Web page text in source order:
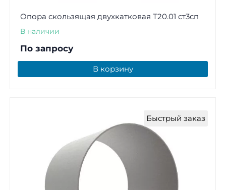
Опора скользящая двухкатковая Т20.01 ст3сп
В наличии
По запросу
В корзину
Быстрый заказ